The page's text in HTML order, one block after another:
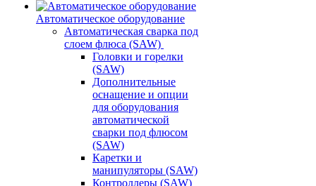
Автоматическое оборудование
Автоматическая сварка под
слоем флюса (SAW)
Головки и горелки
(SAW)
Дополнительные
оснащение и опции
для оборудования
автоматической
сварки под флюсом
(SAW)
Каретки и
манипуляторы (SAW)
Контроллеры (SAW)